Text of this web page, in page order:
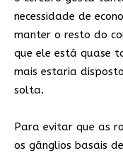
necessidade de
manter o resto do
que ele está quase
mais estaria
solta.
Para evitar que as
os gânglios basais